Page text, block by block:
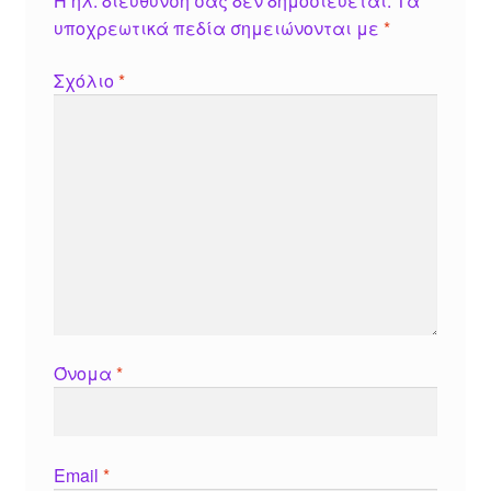
υποχρεωτικά πεδία σημειώνονται με *
Σχόλιο*
Όνομα *
Email *